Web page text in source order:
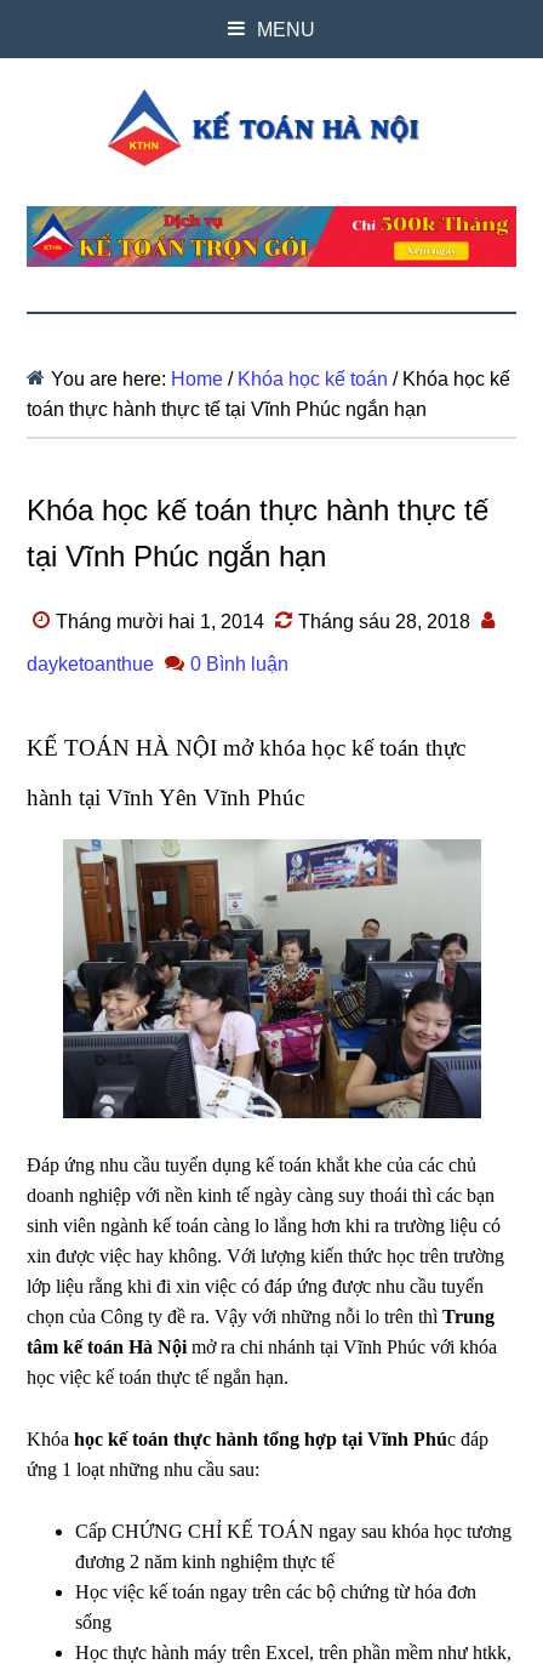
MENU
You are here: Home / Khóa học kế toán /Khóa học kế
toán thực hành thực tế tại Vĩnh Phúc ngắn hạn
Khóa học kế toán thực hành thực tế
tại Vĩnh Phúc ngắn hạn
Tháng mười hai 1, 2014 Tháng sáu 28, 2018
dayketoanthue 0 Bình luận
KẾ TOÁN HÀ NỘI mở khóa học kế toán thực
hành tại Vĩnh Yên Vĩnh Phúc
Đáp ứng nhu cầu tuyển dụng kế toán khắt khe của các chủ
doanh nghiệp với nền kinh tế ngày càng suy thoái thì các bạn
sinh viên ngành kế toán càng lo lắng hơn khi ra trường liệu có
xin được việc hay không. Với lượng kiến thức học trên trường
lớp liệu rằng khi đi xin việc có đáp ứng được nhu cầu tuyển
chọn của Công ty đề ra. Vậy với những nỗi lo trên thìTrung
tâm kế toán Hà Nộimở ra chi nhánh tại Vĩnh Phúc với khóa
học việc kế toán thực tế ngắn hạn.
Khóahọc kế toán thực hành tổng hợp tại Vĩnh Phúc đáp
ứng 1 loạt những nhu cầu sau:
Cấp CHỨNG CHỈ KẾ TOÁN ngay sau khóa học tương
đương 2 năm kinh nghiệm thực tế
Học việc kế toán ngay trên các bộ chứng từ hóa đơn
sống
Học thực hành máy trên Excel, trên phần mềm như htkk,